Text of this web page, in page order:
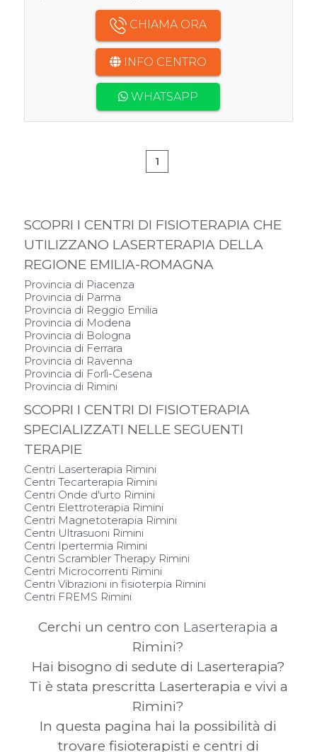
CHIAMA ORA
INFO CENTRO
WHATSAPP
1
SCOPRI I CENTRI DI FISIOTERAPIA CHE
UTILIZZANO LASERTERAPIA DELLA
REGIONE EMILIA-ROMAGNA
Provincia di Piacenza
Provincia di Parma
Provincia di Reggio Emilia
Provincia di Modena
Provincia di Bologna
Provincia di Ferrara
Provincia di Ravenna
Provincia di Forlì-Cesena
Provincia di Rimini
SCOPRI I CENTRI DI FISIOTERAPIA
SPECIALIZZATI NELLE SEGUENTI
TERAPIE
Centri Laserterapia Rimini
Centri Tecarterapia Rimini
Centri Onde d'urto Rimini
Centri Elettroterapia Rimini
Centri Magnetoterapia Rimini
Centri Ultrasuoni Rimini
Centri Ipertermia Rimini
Centri Scrambler Therapy Rimini
Centri Microcorrenti Rimini
Centri Vibrazioni in fisioterpia Rimini
Centri FREMS Rimini
Cerchi un centro con Laserterapia a
Rimini?
Hai bisogno di sedute di Laserterapia?
Ti è stata prescritta Laserterapia e vivi a
Rimini?
In questa pagina hai la possibilità di
trovare fisioterapisti e centri di